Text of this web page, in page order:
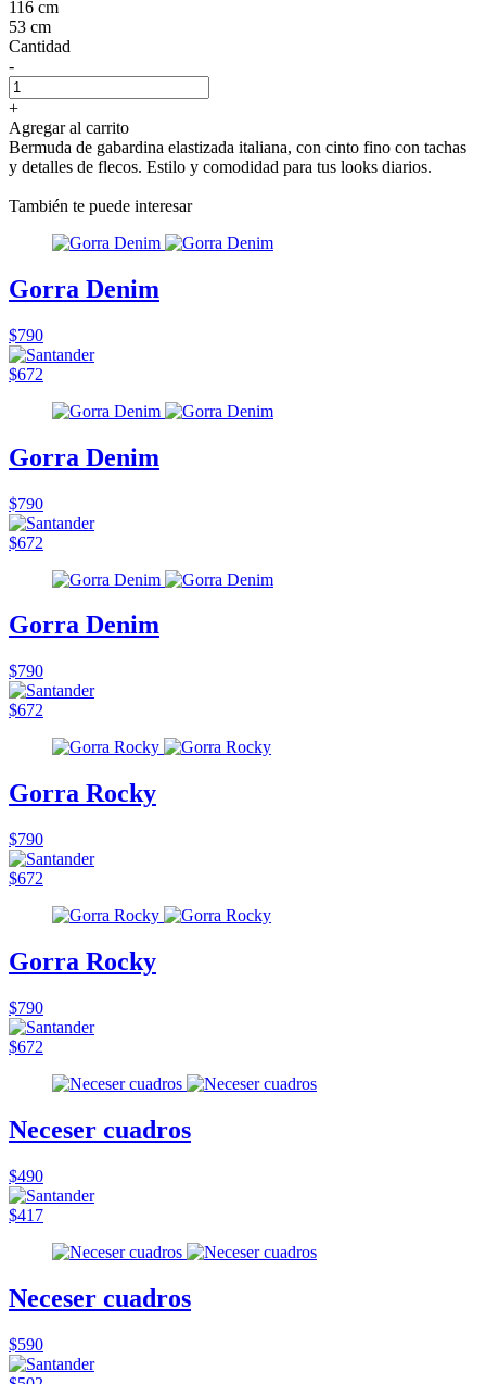
116 cm
53 cm
Cantidad
-
+
Agregar al carrito
Bermuda de gabardina elastizada italiana, con cinto fino con tachas
y detalles de flecos. Estilo y comodidad para tus looks diarios.
También te puede interesar
Gorra Denim
$790
$672
Gorra Denim
$790
$672
Gorra Denim
$790
$672
Gorra Rocky
$790
$672
Gorra Rocky
$790
$672
Neceser cuadros
$490
$417
Neceser cuadros
$590